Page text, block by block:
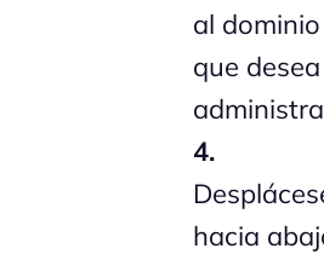
al dominio
que desea
4.
hacia